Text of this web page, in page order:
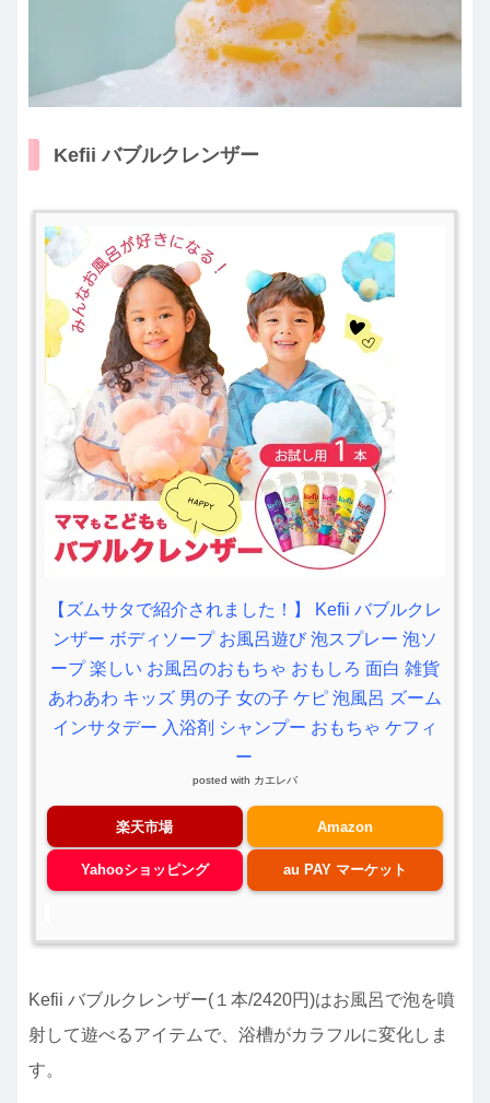
Kefii バブルクレンザー
【ズムサタで紹介されました！】 Kefii バブルクレ
ンザー ボディソープ お風呂遊び 泡スプレー 泡ソ
ープ 楽しい お風呂のおもちゃ おもしろ 面白 雑貨
あわあわ キッズ 男の子 女の子 ケピ 泡風呂 ズーム
インサタデー 入浴剤 シャンプー おもちゃ ケフィ
ー
posted with カエレバ
楽天市場 Amazon
Yahooショッピング au PAY マーケット
Kefii バブルクレンザー(１本/2420円)はお風呂で泡を噴
射して遊べるアイテムで、浴槽がカラフルに変化しま
す。